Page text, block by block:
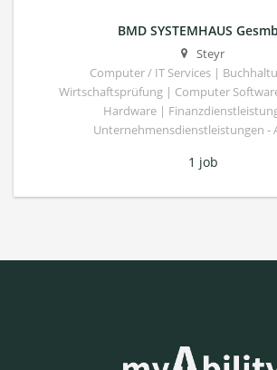
BMD SYSTEMHAUS
Steyr
Computer / IT Services |
Wirtschaftsprüfung | Computer
Hardware |
Unternehmensdienstleistungen -
1 job